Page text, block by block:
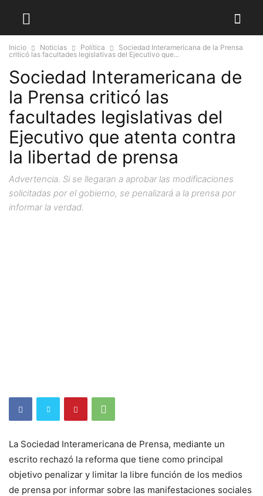
Inicio Noticias Política
Sociedad Interamericana de la Prensa
criticó las facultades legislativas del Ejecutivo que...
Sociedad Interamericana de
la Prensa criticó las
facultades legislativas del
Ejecutivo que atenta contra
la libertad de prensa
Advertencia. Si se llegaran a aprobar las modificaciones
solicitadas por el gobierno, se penalizará a la prensa por
informar la verdad.
La Sociedad Interamericana de Prensa, mediante un
escrito rechazó la reforma que tiene como principal
objetivo penalizar y limitar la libre función de los medios
de prensa por informar sobre las manifestaciones sociales